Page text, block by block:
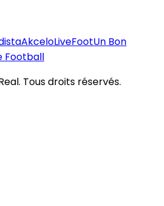
AkceloLiveFootUn Bon
Football
Tous droits réservés.